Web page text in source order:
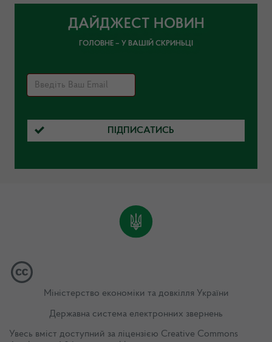
ДАЙДЖЕСТ НОВИН
ГОЛОВНЕ – У ВАШІЙ СКРИНЬЦІ
ПІДПИСАТИСЬ
Міністерство економіки та довкілля України
Державна система електронних звернень
Увесь вміст доступний за ліцензією Creative Commons